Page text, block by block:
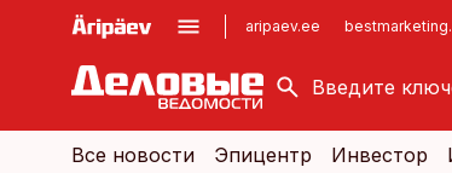
aripaev.ee
kinnisvarauudised.ee
logistikauudised.ee
Все новости Эпицентр Инвестор